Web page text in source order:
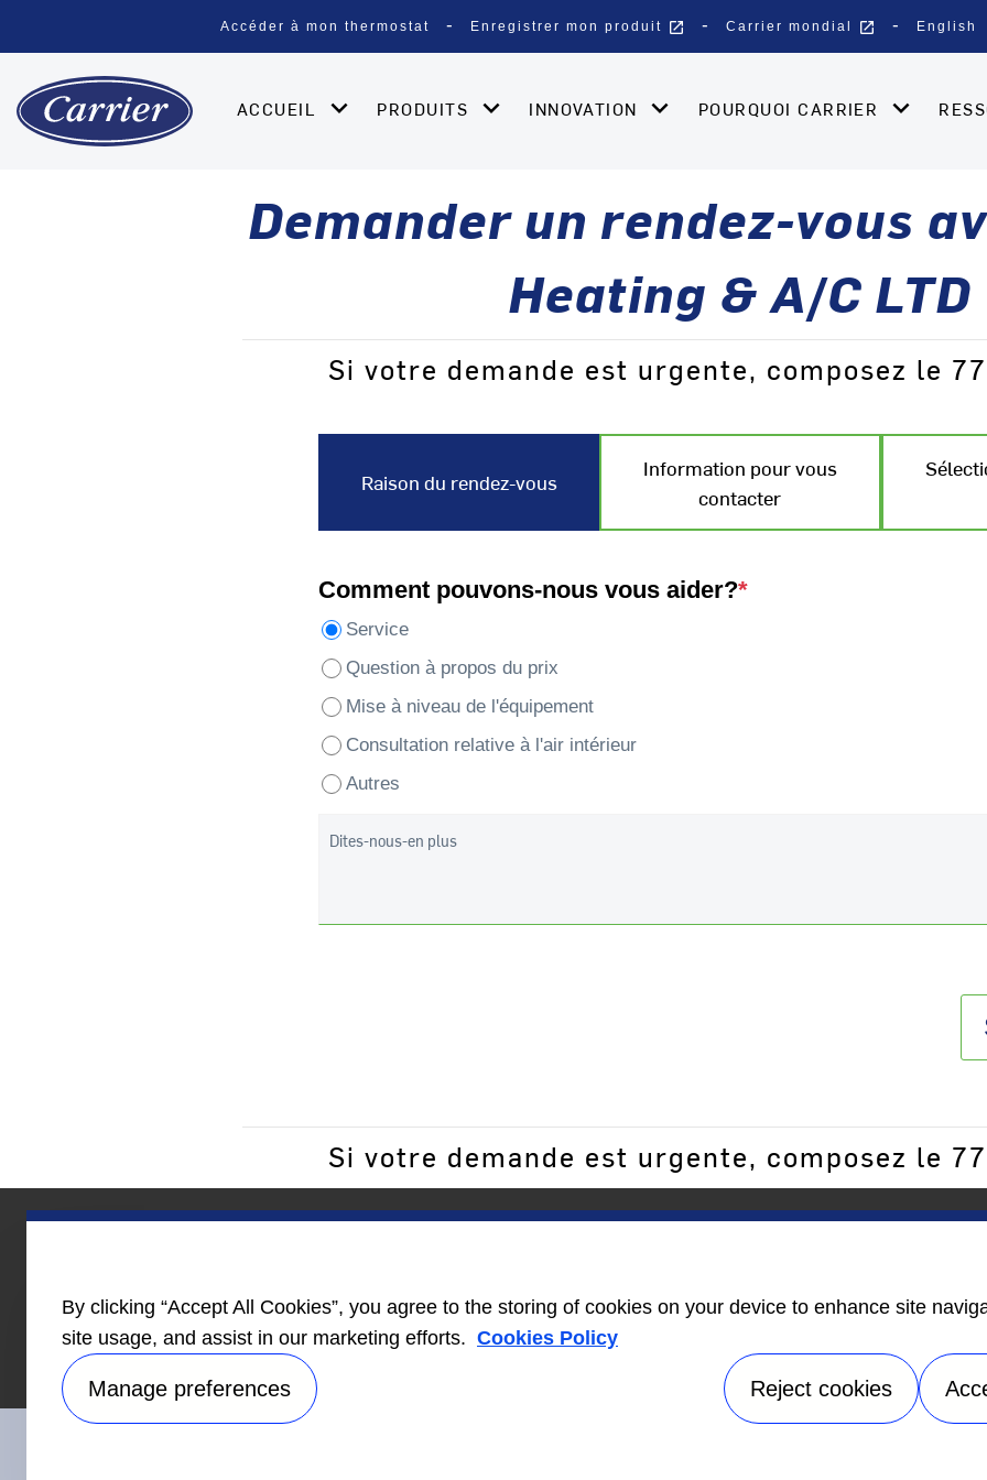
Accéder à mon thermostat Enregistrer mon produit open_in_new Carrier mondial open_in_new English
ACCUEIL PRODUITS INNOVATION POURQUOI CARRIER
Demander un rendez-vous
Heating & A/C LTD
Si votre demande est urgente, composez le
Raison du rendez-vous
Information pour vous
contacter
Comment pouvons-nous vous aider?*
Service
Question à propos du prix
Mise à niveau de l'équipement
Consultation relative à l'air intérieur
Autres
Dites-nous-en plus
Si votre demande est urgente, composez le
pour les
constructeurs
de résidences
ouvrir_dans_nouvelle
concessionnaire
Carrier
d’information
By clicking “Accept All Cookies”, you agree to the storing of cookies on your device to enhance site
site usage, and assist in our marketing efforts. Cookies Policy
Manage preferences Reject cookies